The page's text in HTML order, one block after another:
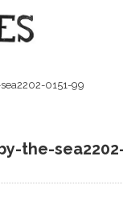
0151-99
the-